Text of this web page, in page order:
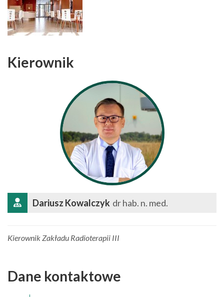
Kierownik
Dariusz Kowalczyk dr hab. n. med.
Kierownik Zakładu Radioterapii III
Dane kontaktowe